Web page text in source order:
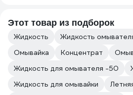
Этот товар из подборок
Жидкость
Жидкость
Омывайка
Концентрат
Жидкость для омывателя -50
Жидкость для омывайки